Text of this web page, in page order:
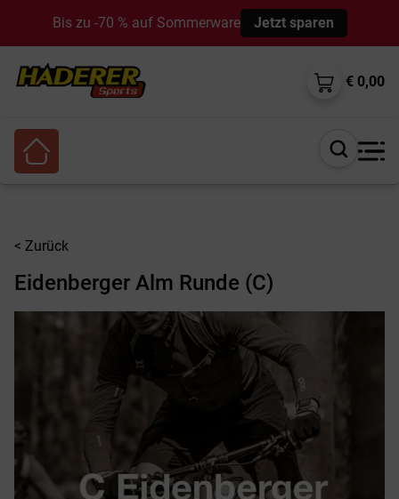
Bis zu -70 % auf Sommerware Jetzt sparen
€ 0,00
Suche
< Zurück
Eidenberger Alm Runde (C)